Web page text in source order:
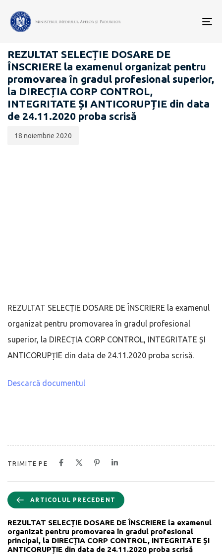
CARIERĂ
REZULTAT SELECȚIE DOSARE DE
ÎNSCRIERE la examenul organizat pentru
promovarea în gradul profesional superior,
la DIRECȚIA CORP CONTROL,
INTEGRITATE ȘI ANTICORUPȚIE din data
de 24.11.2020 proba scrisă
publicării:
18 noiembrie 2020
REZULTAT SELECȚIE DOSARE DE ÎNSCRIERE la examenul
organizat pentru promovarea în gradul profesional
superior, la DIRECȚIA CORP CONTROL, INTEGRITATE ȘI
ANTICORUPȚIE din data de 24.11.2020 proba scrisă.
Descarcă documentul
TRIMITE PE
ARTICOLUL PRECEDENT
REZULTAT SELECȚIE DOSARE DE ÎNSCRIERE la examenul
organizat pentru promovarea în gradul profesional
principal, la DIRECȚIA CORP CONTROL, INTEGRITATE ȘI
ANTICORUPȚIE din data de 24.11.2020 proba scrisă